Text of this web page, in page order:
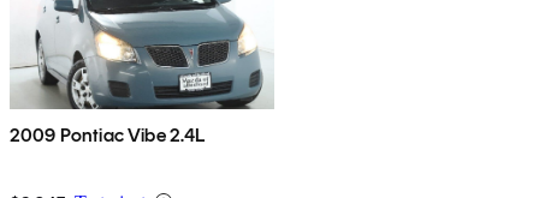
2009 Pontiac Vibe 2.4L